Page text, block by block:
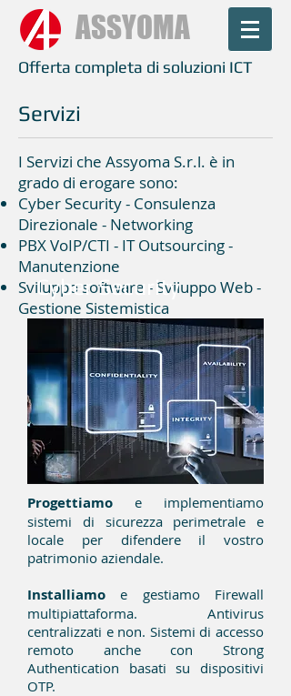
ASSYOMA
Offerta completa di soluzioni ICT
Servizi
I Servizi che Assyoma S.r.l. è in
grado di erogare sono:
Cyber Security - Consulenza
Direzionale - Networking
PBX VoIP/CTI - IT Outsourcing -
Manutenzione
Sviluppo software - Sviluppo Web -
Gestione Sistemistica
Cyber Security
Progettiamo e implementiamo
sistemi di sicurezza perimetrale e
locale per difendere il vostro
patrimonio aziendale.
Installiamo e gestiamo Firewall
multipiattaforma. Antivirus
centralizzati e non. Sistemi di accesso
remoto anche con Strong
Authentication basati su dispositivi
OTP.